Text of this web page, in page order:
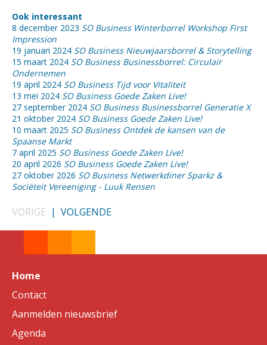
Ook interessant
8 december 2023 SO Business Winterborrel Workshop First
Impression
19 januari 2024 SO Business Nieuwjaarsborrel & Storytelling
15 maart 2024 SO Business Businessborrel: Circulair
Ondernemen
19 april 2024 SO Business Tijd voor Vitaliteit
13 mei 2024 SO Business Goede Zaken Live!
27 september 2024 SO Business Businessborrel Generatie X
21 oktober 2024 SO Business Goede Zaken Live!
10 maart 2025 SO Business Ontdek de kansen van de
Spaanse Markt
7 april 2025 SO Business Goede Zaken Live!
20 april 2026 SO Business Goede Zaken Live!
27 oktober 2026 SO Business Netwerkdiner Sparkz &
Sociëteit Vereeniging - Luuk Rensen
VORIGE | VOLGENDE
Home
Contact
Aanmelden nieuwsbrief
Agenda